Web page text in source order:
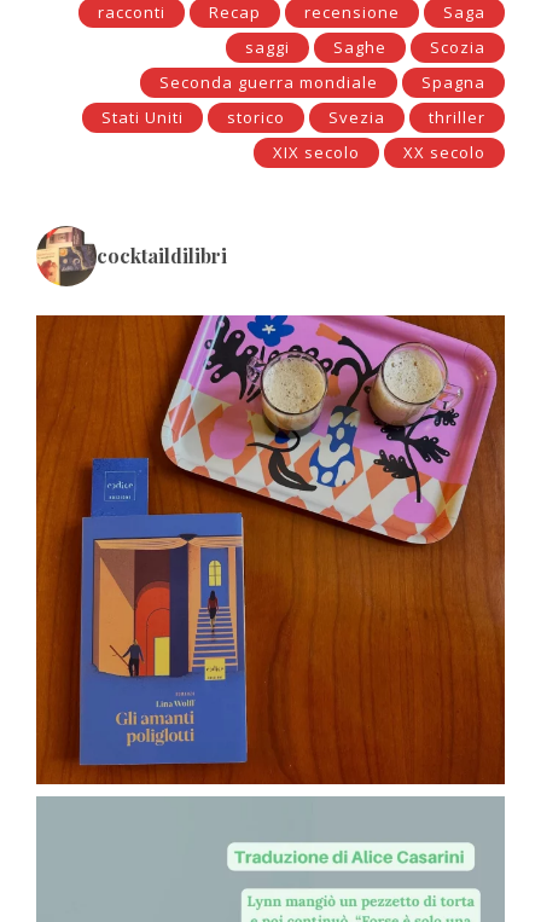
racconti
Recap recensione
Saga
saggi
Saghe
Scozia
Seconda guerra mondiale
Spagna
Stati Uniti
storico Svezia
thriller
XIX secolo
XX secolo
cocktaildilibri